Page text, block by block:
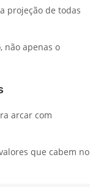
projeção de todas
não apenas o
arcar com
que cabem no